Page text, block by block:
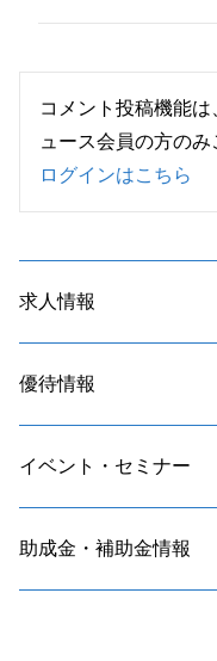
コメント投稿機能
ュース会員の方のみ
ログインはこちら
求人情報
優待情報
イベント・セミナー
助成金・補助金情報